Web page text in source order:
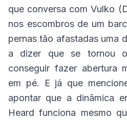
que conversa com Vulko
nos escombros de um
pernas tão afastadas uma
a dizer que se tornou
conseguir fazer abertura
em pé. E já que
apontar que a dinâmica
Heard funciona mesmo